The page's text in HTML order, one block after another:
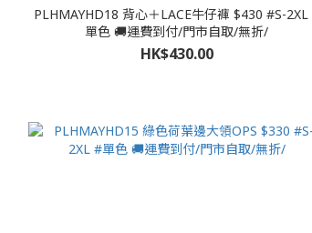
PLHMAYHD18 背心＋LACE牛仔褲 $430 #S-2XL #
單色 🚚運費到付/門市自取/無折/
HK$430.00